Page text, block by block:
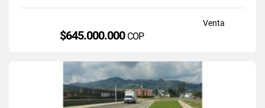
Venta
$645.000.000 COP